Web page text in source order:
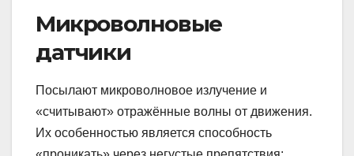
Микроволновые
датчики
Посылают микроволновое излучение и
«считывают» отражённые волны от движения.
Их особенностью является способность